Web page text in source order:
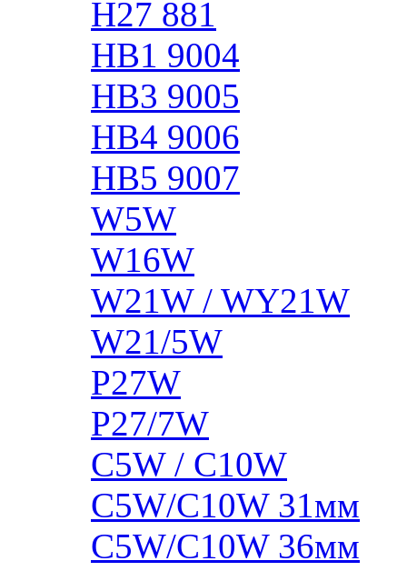
H27 881
HB1 9004
HB3 9005
HB4 9006
HB5 9007
W5W
W16W
W21W / WY21W
W21/5W
P27W
P27/7W
C5W / C10W
C5W/C10W 31мм
C5W/C10W 36мм